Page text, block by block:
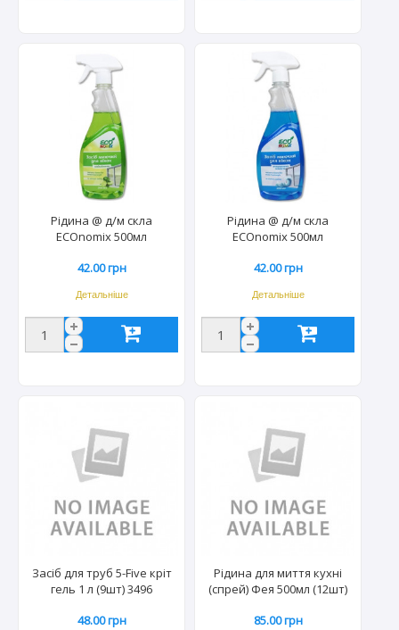
Рідина @ д/м скла
ECOnomix 500мл
(24шт) 0436
42.00 грн
Детальніше
Рідина @ д/м скла
ECOnomix 500мл
свіжість (24шт) 0443
42.00 грн
Детальніше
Засіб для труб 5-Five кріт
гель 1 л (9шт) 3496
48.00 грн
Рідина для миття кухні
(спрей) Фея 500мл (12шт)
85.00 грн